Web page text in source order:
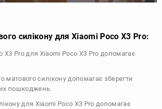
силікону для Xiaomi Poco X3 Pro:
X3 Pro для Xiaomi Poco X3 Pro допомагає
матового силікону допомагає зберегти
пошкоджень.
для Xiaomi Poco X3 Pro допомагає